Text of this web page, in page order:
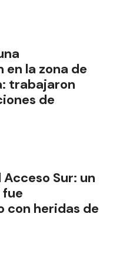
la zona de
trabajaron
de
Sur: un
con heridas de